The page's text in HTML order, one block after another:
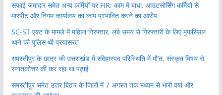
सफाई जमादार समेत अन्य कर्मियों पर FIR; काम में बाधा, आउटसोर्सिंग कर्मियों से
मारपीट और निगम कार्यालय का काम प्रभावित करने का आरोप
SC-ST एक्ट के मामले में महिला गिरफ्तार, लंबे समय से गिरफ्तारी के लिए मुफस्सिल
थाने की पुलिस थी प्रयासरत
समस्तीपुर के छात्र की उत्तराखंड में संदेहास्पद परिस्थिति में मौ’त, संस्कृत विषय से
स्नातकोत्तर की कर रहा था पढ़ाई
समस्तीपुर समेत उत्तर बिहार के जिलों में 7 अगस्त तक मध्यम से भारी वर्षा और